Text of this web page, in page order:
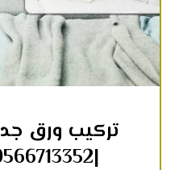
تركيب ورق
|0566713352| ورق حائط